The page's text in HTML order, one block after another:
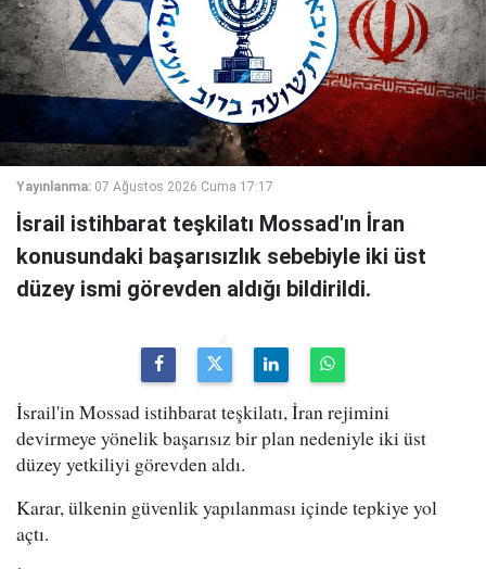
Yayınlanma: 07 Ağustos 2026 Cuma 17:17
İsrail istihbarat teşkilatı Mossad'ın İran
konusundaki başarısızlık sebebiyle iki üst
düzey ismi görevden aldığı bildirildi.
İsrail'in Mossad istihbarat teşkilatı, İran rejimini
devirmeye yönelik başarısız bir plan nedeniyle iki üst
düzey yetkiliyi görevden aldı.
Karar, ülkenin güvenlik yapılanması içinde tepkiye yol
açtı.